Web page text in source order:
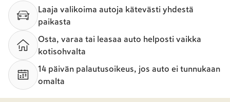
Laaja valikoima autoja kätevästi yhdestä
paikasta
Osta, varaa tai leasaa auto helposti vaikka
kotisohvalta
14 päivän palautusoikeus, jos auto ei tunnukaan
omalta